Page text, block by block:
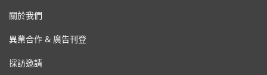
關於我們
異業合作 & 廣告刊登
採訪邀請